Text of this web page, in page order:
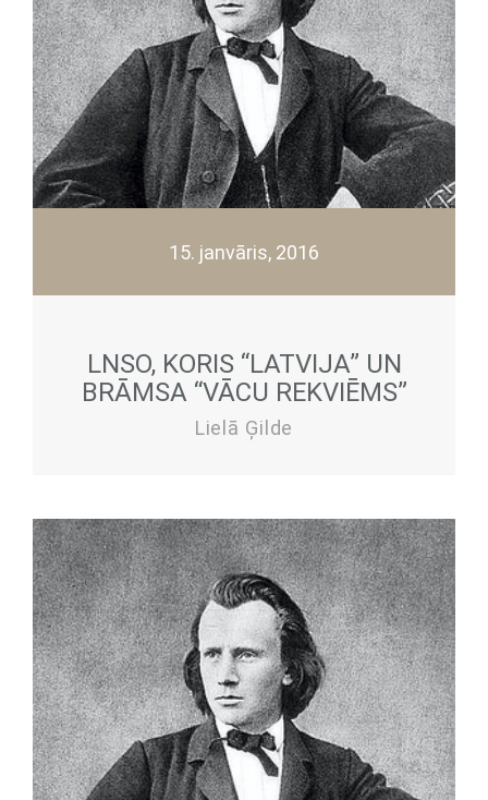
15. janvāris, 2016
LNSO, KORIS “LATVIJA” UN
BRĀMSA “VĀCU REKVIĒMS”
Lielā Ģilde